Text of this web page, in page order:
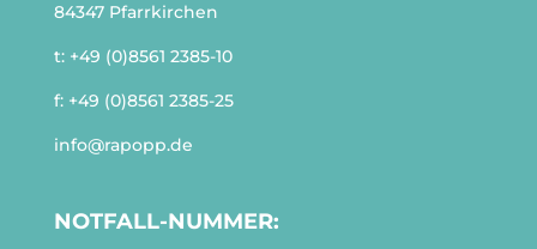
84347 Pfarrkirchen
t: +49 (0)8561 2385-10
f: +49 (0)8561 2385-25
info@rapopp.de
NOTFALL-NUMMER: